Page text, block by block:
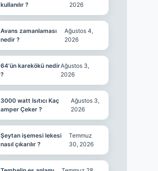
kullanılır ?
2026
Avans zamanlaması
nedir ?
Ağustos 4,
2026
64’ün karekökü nedir
?
Ağustos 3,
2026
3000 watt Isıtıcı Kaç
amper Çeker ?
Ağustos 3,
2026
Şeytan işemesi lekesi
nasıl çıkarılır ?
Temmuz
30, 2026